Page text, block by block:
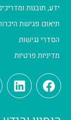
ידע, תובנות
תיאום פגישת
הסדרי נגישות
מדיניות פרטיות